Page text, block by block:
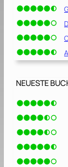
NEUESTE